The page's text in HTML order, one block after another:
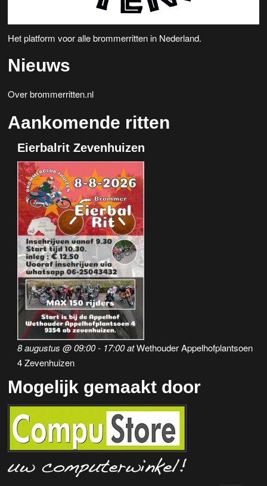
Het platform voor alle brommerritten in Nederland.
Nieuws
Over brommerritten.nl
Aankomende ritten
Eierbalrit Zevenhuizen
8 augustus @ 09:00- 17:00atWethouder Appelhofplantsoen
4 Zevenhuizen
Mogelijk gemaakt door